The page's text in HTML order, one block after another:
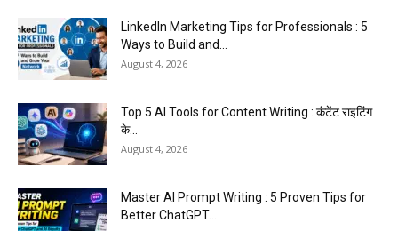
LinkedIn Marketing Tips for Professionals : 5
Ways to Build and...
August 4, 2026
Top 5 AI Tools for Content Writing : कंटेंट राइटिंग
के...
August 4, 2026
Master AI Prompt Writing : 5 Proven Tips for
Better ChatGPT...